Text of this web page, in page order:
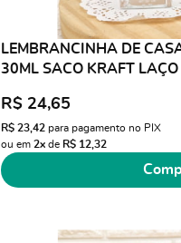
LEMBRANCINHA DE
30ML SACO KRAFT LAÇO
R$ 24,65
R$ 23,42para pagamento no PIX
ou em 2xde R$ 12,32